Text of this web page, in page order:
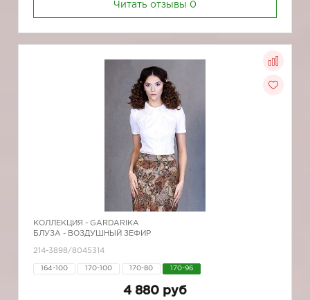
Читать отзывы 0
КОЛЛЕКЦИЯ - GARDARIKA
БЛУЗА - ВОЗДУШНЫЙ ЗЕФИР
214-3898/8045314
164-100 170-100 170-80 170-96
4 880 руб